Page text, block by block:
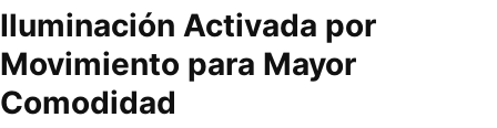
Iluminación Activada por
Movimiento para Mayor
Comodidad